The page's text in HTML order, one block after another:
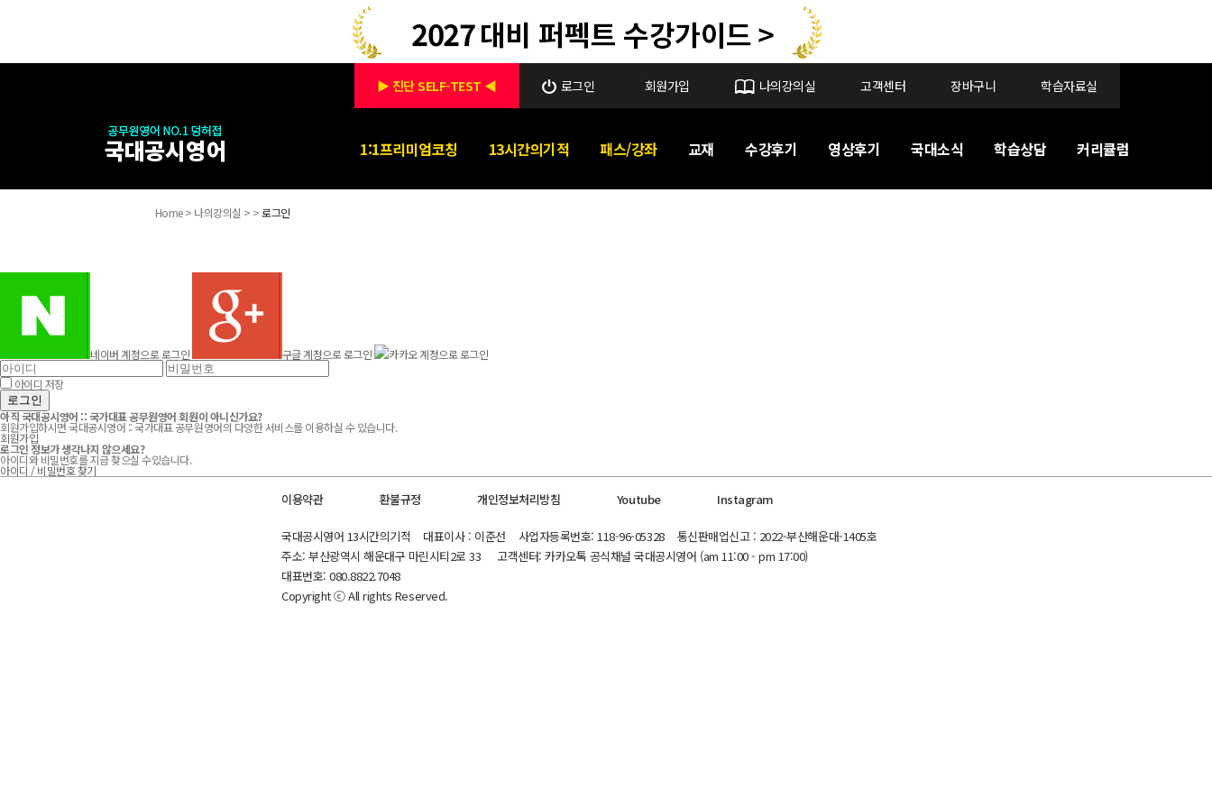
▶ 진단 SELF-TEST ◀ 로그인 회원가입 나의강의실 고객센터 장바구니 학습자료실
1:1프리미엄코칭 13시간의기적 패스/강좌 교재 수강후기 영상후기 국대소식 학습상담 커리큘럼
Home > 나의강의실 > >로그인
네이버 계정으로 로그인 구글 계정으로 로그인
카카오 계정으로 로그인
아이디 저장
로그인
아직 국대공시영어 :: 국가대표 공무원영어 회원이 아니신가요?
회원가입하시면 국대공시영어 :: 국가대표 공무원영어의 다양한 서비스를 이용하실 수 있습니다.
회원가입
로그인 정보가 생각나지 않으세요?
아이디와 비밀번호를 지금 찾으실 수있습니다.
아이디 / 비밀번호 찾기
이용약관 환불규정 개인정보처리방침 Youtube Instagram
국대공시영어 13시간의기적 대표이사 : 이준선 사업자등록번호: 118-96-05328 통신판매업신고 : 2022-부산해운대-1405호
주소: 부산광역시 해운대구 마린시티2로 33 고객센터: 카카오톡 공식채널 국대공시영어 (am 11:00 - pm 17:00)
대표번호: 080.8822.7048
Copyright ⓒ All rights Reserved.